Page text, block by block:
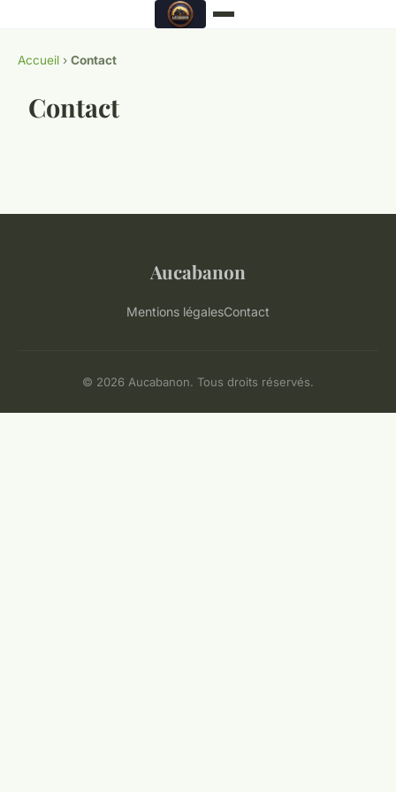
Accueil › Contact
Contact
Aucabanon
Mentions légalesContact
© 2026 Aucabanon. Tous droits réservés.